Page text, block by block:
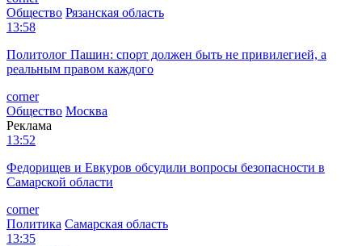
Общество Рязанская область
13:58
Политолог Пашин: спорт должен быть не привилегией, а
реальным правом каждого
corner
Общество Москва
Реклама
13:52
Федорищев и Евкуров обсудили вопросы безопасности в
Самарской области
corner
Политика Самарская область
13:35